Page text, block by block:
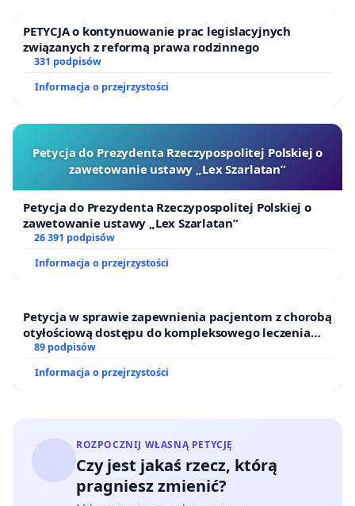
PETYCJA o kontynuowanie prac legislacyjnych
związanych z reformą prawa rodzinnego
331 podpisów
Informacja o przejrzystości
Petycja do Prezydenta Rzeczypospolitej Polskiej o
zawetowanie ustawy „Lex Szarlatan”
Petycja do Prezydenta Rzeczypospolitej Polskiej o
zawetowanie ustawy „Lex Szarlatan”
26 391 podpisów
Informacja o przejrzystości
Petycja w sprawie zapewnienia pacjentom z chorobą
otyłościową dostępu do kompleksowego leczenia
oraz programów profilaktycznych.
89 podpisów
Informacja o przejrzystości
ROZPOCZNIJ WŁASNĄ PETYCJĘ
Czy jest jakaś rzecz, którą
pragniesz zmienić?